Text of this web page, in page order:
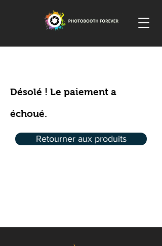
Désolé ! Le paiement a
échoué.
Retourner aux produits